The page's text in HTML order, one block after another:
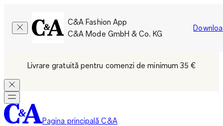
C&A Fashion App
C&A Mode GmbH & Co. KG
Livrare gratuită pentru comenzi de minimum 35 €
Pagina principală C&A